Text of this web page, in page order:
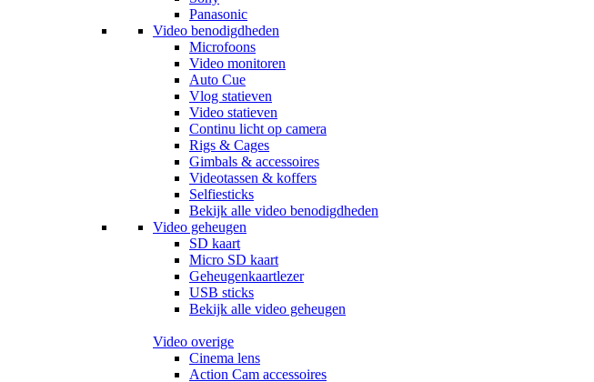
Panasonic
Video benodigdheden
Microfoons
Video monitoren
Auto Cue
Vlog statieven
Video statieven
Continu licht op camera
Rigs & Cages
Gimbals & accessoires
Videotassen & koffers
Selfiesticks
Bekijk alle video benodigdheden
Video geheugen
SD kaart
Micro SD kaart
Geheugenkaartlezer
USB sticks
Bekijk alle video geheugen
Video overige
Cinema lens
Action Cam accessoires